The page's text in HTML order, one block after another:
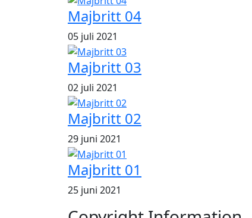
Majbritt 04
05 juli 2021
Majbritt 03
02 juli 2021
Majbritt 02
29 juni 2021
Majbritt 01
25 juni 2021